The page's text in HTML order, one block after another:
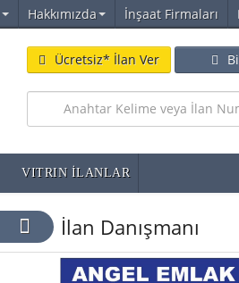
Hakkımızda İnşaat Firmaları
Ücretsiz* İlan Ver
VITRIN İLANLAR
İlan Danışmanı